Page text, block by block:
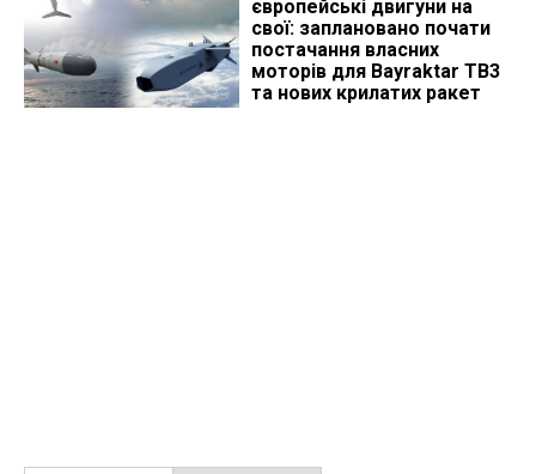
європейські двигуни на
свої: заплановано почати
постачання власних
моторів для Bayraktar TB3
та нових крилатих ракет